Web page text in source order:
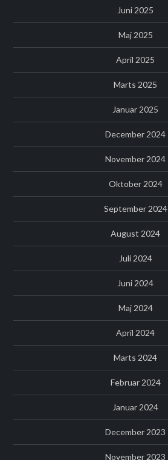
Juni 2025
Maj 2025
April 2025
Marts 2025
Januar 2025
December 2024
November 2024
Oktober 2024
September 2024
August 2024
Juli 2024
Juni 2024
Maj 2024
April 2024
Marts 2024
Februar 2024
Januar 2024
December 2023
November 2023